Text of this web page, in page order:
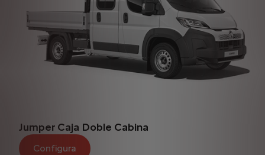
Jumper Caja Doble Cabina
Configura